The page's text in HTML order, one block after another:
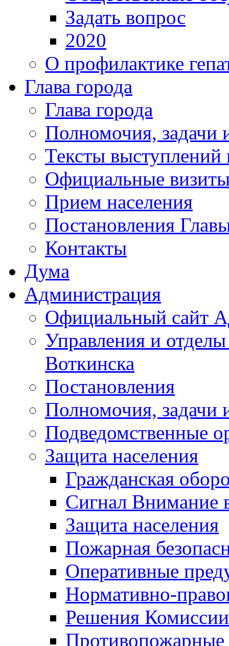
Задать вопрос
2020
О профилактике
Глава города
Глава города
Полномочия, задачи
Тексты выступлений
Официальные
Прием населения
Постановления
Контакты
Дума
Администрация
Официальный сайт
Управления и
Воткинска
Постановления
Полномочия, задачи
Подведомственные
Защита населения
Гражданская
Сигнал Внимание
Защита населения
Пожарная
Оперативные
Нормативно-
Решения
Противопожарные